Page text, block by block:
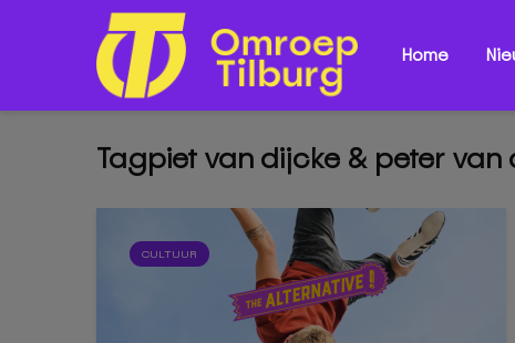
Home
Tagpiet van dijcke & peter van
CULTUUR